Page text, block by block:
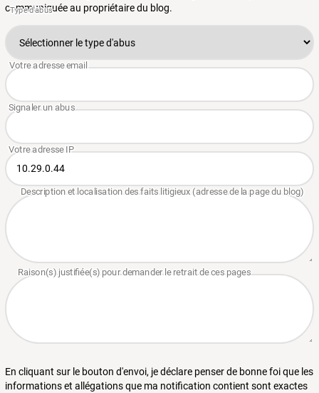
communiquée au propriétaire du blog.
En cliquant sur le bouton d'envoi, je déclare penser de bonne foi que les
informations et allégations que ma notification contient sont exactes